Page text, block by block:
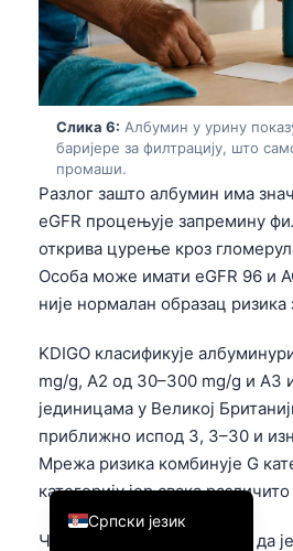
Слика 6: Албумин у урину
баријере за филтрацију, што
промаши.
Разлог зашто албумин има
eGFR процењује запремину
открива цурење кроз
Особа може имати eGFR 96 и
није нормалан образац ризика
KDIGO класификује
mg/g, A2 од 30–300 mg/g и A3
јединицама у Великој
приближно испод 3, 3–30 и
Мрежа ризика комбинује G
категорију јер свака
Често кажем пацијентима да
Српски језик
English
Deutsch
العربية
Français
Italiano
Português
Ελληνικά
Türkçe
Română
简体中文
فارسی
Български